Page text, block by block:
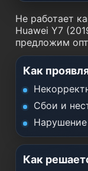
Не работает
Huawei Y7
предложим
Как
Сбои и
Как